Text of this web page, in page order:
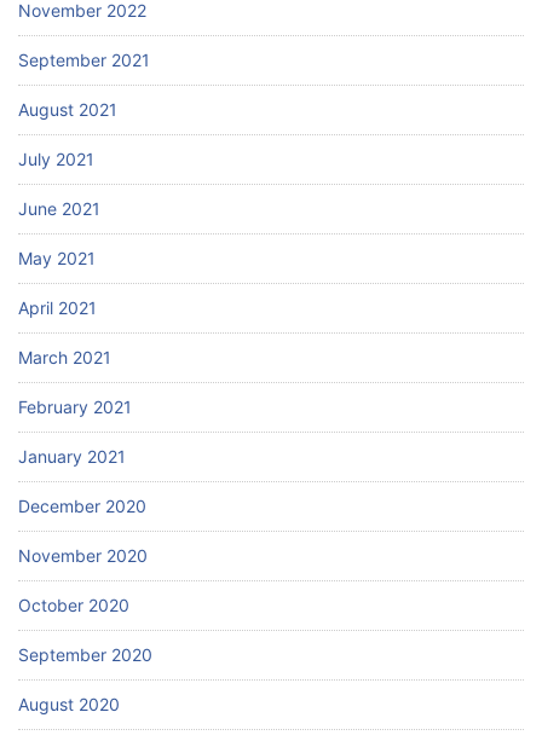
November 2022
September 2021
August 2021
July 2021
June 2021
May 2021
April 2021
March 2021
February 2021
January 2021
December 2020
November 2020
October 2020
September 2020
August 2020